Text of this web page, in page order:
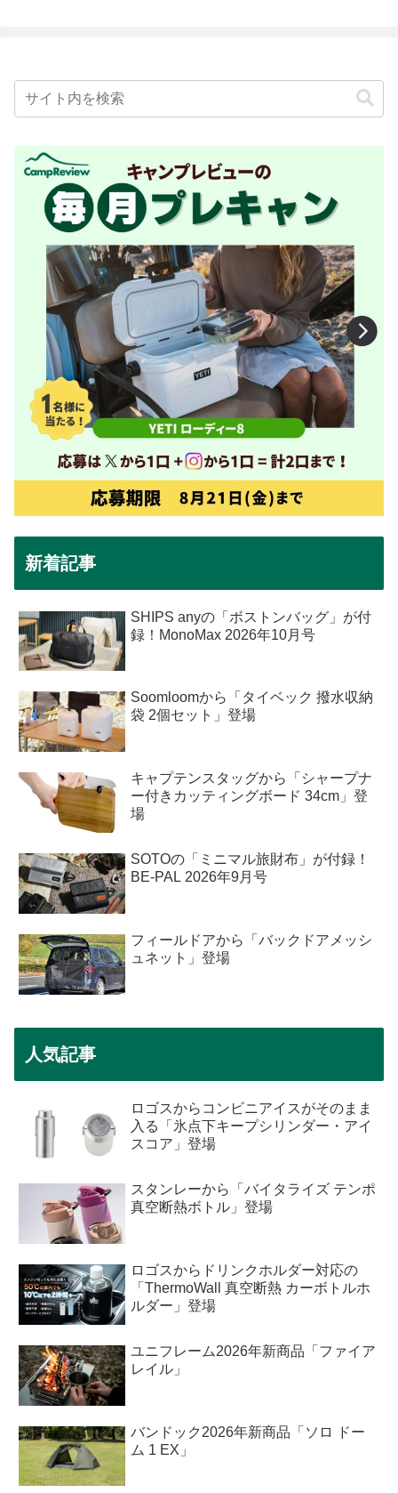
新着記事
SHIPS anyの「ボストンバッグ」が付
録！MonoMax 2026年10月号
Soomloomから「タイベック 撥水収納
袋 2個セット」登場
キャプテンスタッグから「シャープナ
ー付きカッティングボード 34cm」登
場
SOTOの「ミニマル旅財布」が付録！
BE-PAL 2026年9月号
フィールドアから「バックドアメッシ
ュネット」登場
人気記事
ロゴスからコンビニアイスがそのまま
入る「氷点下キープシリンダー・アイ
スコア」登場
スタンレーから「バイタライズ テンポ
真空断熱ボトル」登場
ロゴスからドリンクホルダー対応の
「ThermoWall 真空断熱 カーボトルホ
ルダー」登場
ユニフレーム2026年新商品「ファイア
レイル」
バンドック2026年新商品「ソロ ドー
ム 1 EX」